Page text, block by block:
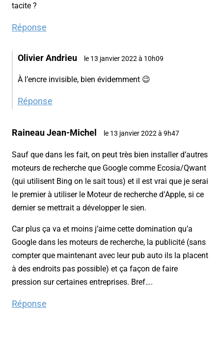
tacite ?
Réponse
Olivier Andrieu le 13 janvier 2022 à 10h09
À l’encre invisible, bien évidemment 😉
Réponse
Raineau Jean-Michel le 13 janvier 2022 à 9h47
Sauf que dans les fait, on peut très bien installer d’autres
moteurs de recherche que Google comme Ecosia/Qwant
(qui utilisent Bing on le sait tous) et il est vrai que je serai
le premier à utiliser le Moteur de recherche d’Apple, si ce
dernier se mettrait a développer le sien.
Car plus ça va et moins j’aime cette domination qu’a
Google dans les moteurs de recherche, la publicité (sans
compter que maintenant avec leur pub auto ils la placent
à des endroits pas possible) et ça façon de faire
pression sur certaines entreprises. Bref….
Réponse